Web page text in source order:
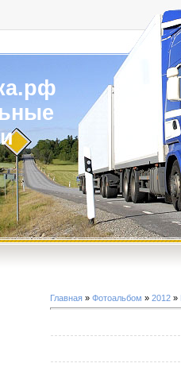
Главная » Фотоальбом » 2012 »